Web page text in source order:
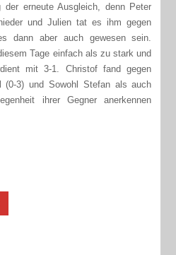
der erneute Ausgleich, denn Peter
und Julien tat es ihm gegen
dann aber auch gewesen sein.
Tage einfach als zu stark und
mit 3-1. Christof fand gegen
3) und Sowohl Stefan als auch
ihrer Gegner anerkennen